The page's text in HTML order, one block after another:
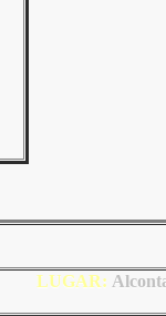
LUGAR: